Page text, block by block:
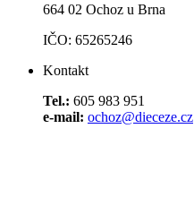
664 02 Ochoz u Brna
IČO: 65265246
Kontakt
Tel.: 605 983 951
e-mail: ochoz@dieceze.cz